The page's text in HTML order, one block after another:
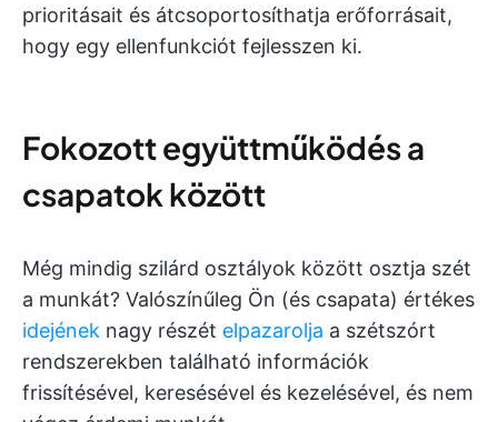
prioritásait és átcsoportosíthatja erőforrásait,
hogy egy ellenfunkciót fejlesszen ki.
Fokozott együttműködés a
csapatok között
Még mindig szilárd osztályok között osztja szét
a munkát? Valószínűleg Ön (és csapata) értékes
idejének nagy részét elpazarolja a szétszórt
rendszerekben található információk
frissítésével, keresésével és kezelésével, és nem